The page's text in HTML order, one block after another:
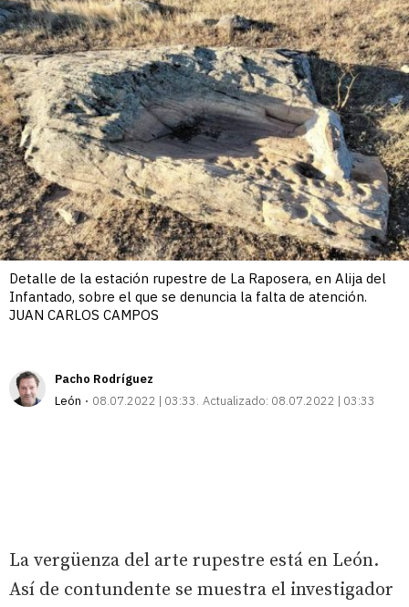
Detalle de la estación rupestre de La Raposera, en Alija del
Infantado, sobre el que se denuncia la falta de atención.
JUAN CARLOS CAMPOS
Pacho Rodríguez
León
08.07.2022 | 03:33 Actualizado: 08.07.2022 | 03:33
La vergüenza del arte rupestre está en León.
Así de contundente se muestra el investigador